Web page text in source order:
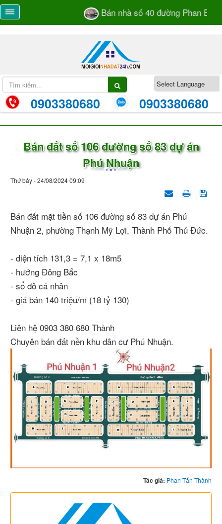
Bán nhà số 40 đường Phan Bá
0903380680 0903380680
Bán đất số 106 đường số 83 dự án
Phú Nhuận
Thứ bảy - 24/08/2024 09:09
Bán đất mặt tiền số 106 đường số 83 dự án Phú
Nhuận 2, phường Thạnh Mỹ Lợi, Thành Phố Thủ Đức.
- diện tích 131,3 = 7,1 x 18m5
- hướng Đông Bắc
- sổ đỏ cá nhân
- giá bán 140 triệu/m (18 tỷ 130)
Liên hệ 0903 380 680 Thành
Chuyên bán đất nền khu dân cư Phú Nhuận.
Tác giả: Phan Tấn Thành